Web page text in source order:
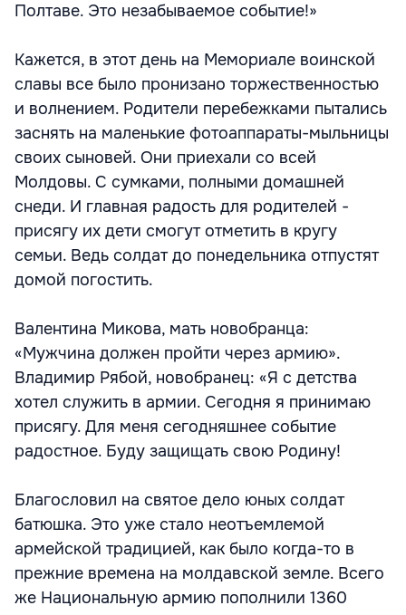
Полтаве. Это незабываемое событие!»
Кажется, в этот день на Мемориале воинской
славы все было пронизано торжественностью
и волнением. Родители перебежками пытались
заснять на маленькие фотоаппараты-мыльницы
своих сыновей. Они приехали со всей
Молдовы. С сумками, полными домашней
снеди. И главная радость для родителей -
присягу их дети смогут отметить в кругу
семьи. Ведь солдат до понедельника отпустят
домой погостить.
Валентина Микова, мать новобранца:
«Мужчина должен пройти через армию».
Владимир Рябой, новобранец: «Я с детства
хотел служить в армии. Сегодня я принимаю
присягу. Для меня сегодняшнее событие
радостное. Буду защищать свою Родину!
Благословил на святое дело юных солдат
батюшка. Это уже стало неотъемлемой
армейской традицией, как было когда-то в
прежние времена на молдавской земле. Всего
же Национальную армию пополнили 1360